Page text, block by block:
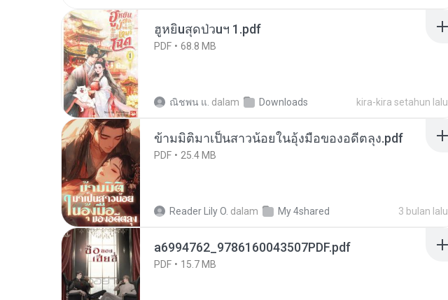
ฮูหยิuสุดป่วuฯ 1.pdf
PDF 68.8 MB
ณิชพน แ. dalam Downloads kira-kira setahun lalu
ข้ามมิติมาเป็นสาวน้อยในอุ้งมือของอดีตลุง.pdf
PDF 25.4 MB
Reader Lily O. dalam My 4shared 3 bulan lalu
a6994762_9786160043507PDF.pdf
PDF 15.7 MB